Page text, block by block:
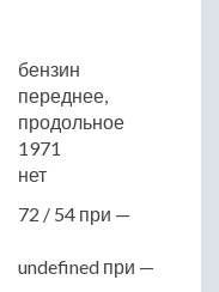
бензин
переднее,
продольное
1971
нет
72 / 54 при —
undefined при —